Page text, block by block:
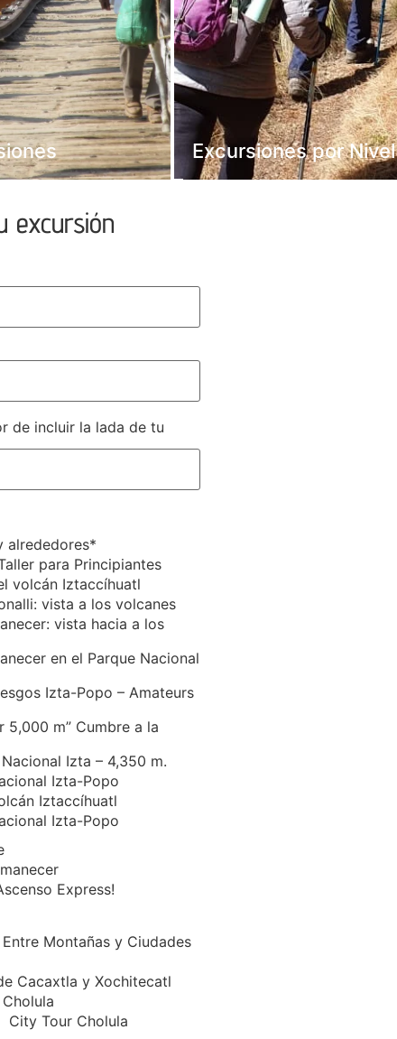
Excursiones por Nivel
excursión
de incluir la lada de tu
alrededores*
para Principiantes
volcán Iztaccíhuatl
vista a los volcanes
vista hacia a los
en el Parque Nacional
Izta-Popo – Amateurs
5,000 m” Cumbre a la
Izta – 4,350 m.
Izta-Popo
Iztaccíhuatl
Izta-Popo
Express!
Montañas y Ciudades
Cacaxtla y Xochitecatl
City Tour Cholula